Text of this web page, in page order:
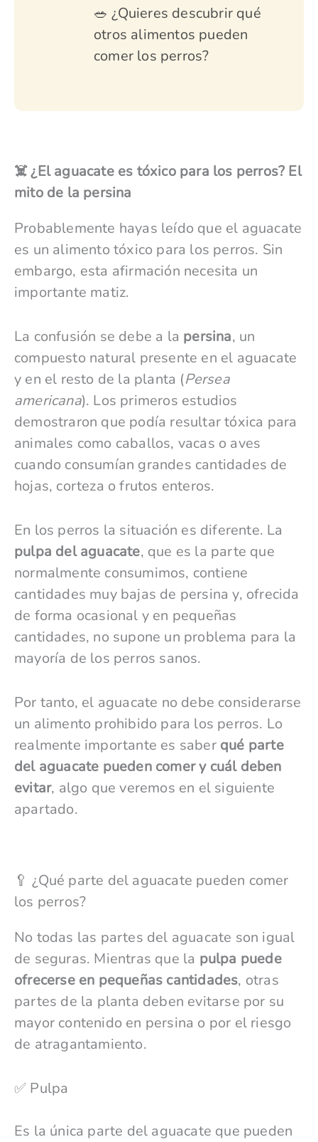
🥗 ¿Quieres descubrir qué
otros alimentos pueden
comer los perros?
☠️ ¿El aguacate es tóxico para los perros? El
mito de la persina
Probablemente hayas leído que el aguacate
es un alimento tóxico para los perros. Sin
embargo, esta afirmación necesita un
importante matiz.
La confusión se debe a la persina, un
compuesto natural presente en el aguacate
y en el resto de la planta (Persea
americana). Los primeros estudios
demostraron que podía resultar tóxica para
animales como caballos, vacas o aves
cuando consumían grandes cantidades de
hojas, corteza o frutos enteros.
En los perros la situación es diferente. La
pulpa del aguacate, que es la parte que
normalmente consumimos, contiene
cantidades muy bajas de persina y, ofrecida
de forma ocasional y en pequeñas
cantidades, no supone un problema para la
mayoría de los perros sanos.
Por tanto, el aguacate no debe considerarse
un alimento prohibido para los perros. Lo
realmente importante es saber qué parte
del aguacate pueden comer y cuál deben
evitar, algo que veremos en el siguiente
apartado.
🥄 ¿Qué parte del aguacate pueden comer
los perros?
No todas las partes del aguacate son igual
de seguras. Mientras que la pulpa puede
ofrecerse en pequeñas cantidades, otras
partes de la planta deben evitarse por su
mayor contenido en persina o por el riesgo
de atragantamiento.
✅ Pulpa
Es la única parte del aguacate que pueden